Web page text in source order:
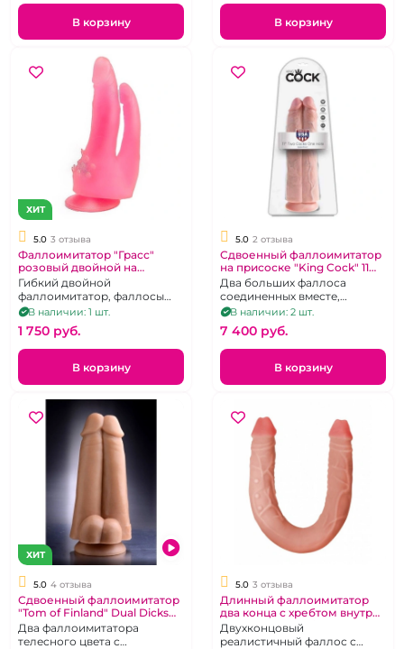
В корзину В корзину
ХИТ
5.0 3 отзыва
Фаллоимитатор "Грасс"
розовый двойной на
присоске
Гибкий двойной
фаллоимитатор, фаллосы
разной длины и диаметра
В наличии: 1 шт.
1 750 pуб.
В корзину
5.0 2 отзыва
Сдвоенный фаллоимитатор
на присоске "King Cock" 11
Two Cocks One Hole
Два больших фаллоса
соединенных вместе,
диаметр 9 см
В наличии: 2 шт.
7 400 pуб.
В корзину
ХИТ
5.0 4 отзыва
Сдвоенный фаллоимитатор
"Tom of Finland" Dual Dicks
на присоске
Два фаллоимитатора
телесного цвета с
5.0 3 отзыва
Длинный фаллоимитатор
два конца с хребтом внутри
"Lola" Sexual Instinct
Двухконцовый
реалистичный фаллос с